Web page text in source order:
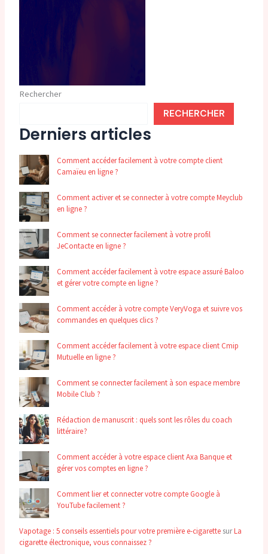
Rechercher
RECHERCHER
Derniers articles
Comment accéder facilement à votre compte client
Camaïeu en ligne ?
Comment activer et se connecter à votre compte Meyclub
en ligne ?
Comment se connecter facilement à votre profil
JeContacte en ligne ?
Comment accéder facilement à votre espace assuré Baloo
et gérer votre compte en ligne ?
Comment accéder à votre compte VeryVoga et suivre vos
commandes en quelques clics ?
Comment accéder facilement à votre espace client Cmip
Mutuelle en ligne ?
Comment se connecter facilement à son espace membre
Mobile Club ?
Rédaction de manuscrit : quels sont les rôles du coach
littéraire ?
Comment accéder à votre espace client Axa Banque et
gérer vos comptes en ligne ?
Comment lier et connecter votre compte Google à
YouTube facilement ?
Vapotage : 5 conseils essentiels pour votre première e-cigarette surLa
cigarette électronique, vous connaissez ?